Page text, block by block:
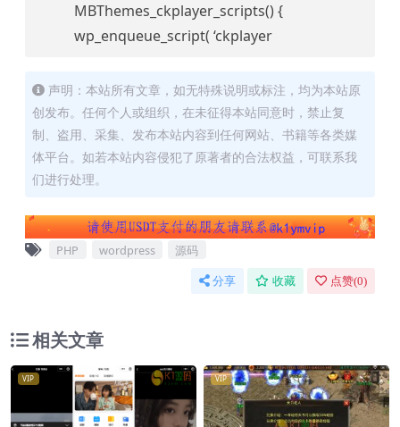
MBThemes_ckplayer_scripts() {
wp_enqueue_script( ‘ckplayer
声明：本站所有文章，如无特殊说明或标注，均为本站原
创发布。任何个人或组织，在未征得本站同意时，禁止复
制、盗用、采集、发布本站内容到任何网站、书籍等各类媒
体平台。如若本站内容侵犯了原著者的合法权益，可联系我
们进行处理。
PHP wordpress 源码
分享 收藏 点赞(0)
相关文章
VIP VIP